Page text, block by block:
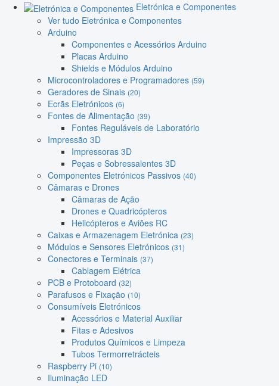
Eletrónica e Componentes
Ver tudo Eletrónica e Componentes
Arduino
Componentes e Acessórios Arduino
Placas Arduino
Shields e Módulos Arduino
Microcontroladores e Programadores (59)
Geradores de Sinais (20)
Ecrãs Eletrónicos (6)
Fontes de Alimentação (39)
Fontes Reguláveis de Laboratório
Impressão 3D
Impressoras 3D
Peças e Sobressalentes 3D
Componentes Eletrónicos Passivos (40)
Câmaras e Drones
Câmaras de Ação
Drones e Quadricópteros
Helicópteros e Aviões RC
Caixas e Armazenagem Eletrónica (23)
Módulos e Sensores Eletrónicos (31)
Conectores e Terminais (37)
Cablagem Elétrica
PCB e Protoboard (32)
Parafusos e Fixação (10)
Consumíveis Eletrónicos
Acessórios e Material Auxiliar
Fitas e Adesivos
Produtos Químicos e Limpeza
Tubos Termorretrácteis
Raspberry Pi (10)
Iluminação LED